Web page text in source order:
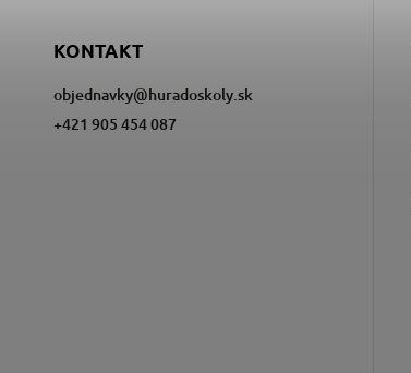
KONTAKT
objednavky@huradoskoly.sk
+421 905 454 087